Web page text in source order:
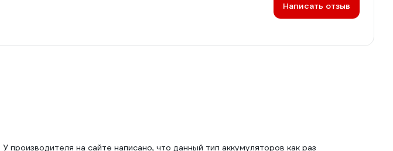
Написать отзыв
на сайте написано, что данный тип аккумуляторов как раз